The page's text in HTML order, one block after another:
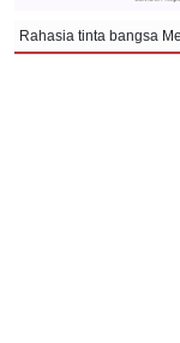
Rahasia tinta bangsa